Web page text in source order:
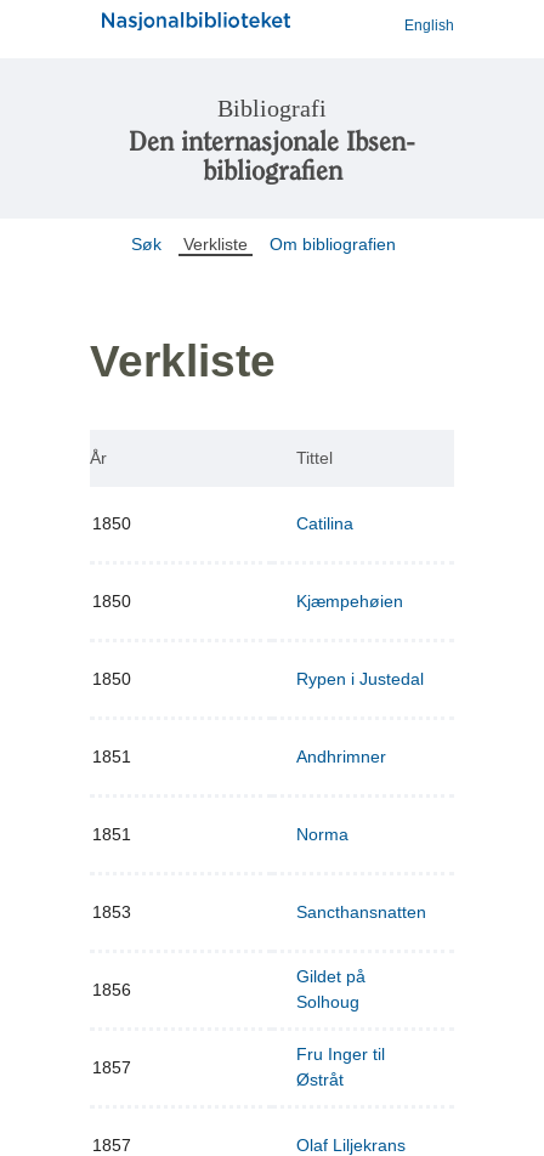
English
Bibliografi
Den internasjonale Ibsen-
bibliografien
Søk Verkliste Om bibliografien
Verkliste
År Tittel
1850 Catilina
1850 Kjæmpehøien
1850 Rypen i Justedal
1851 Andhrimner
1851 Norma
1853 Sancthansnatten
1856
Gildet på
Solhoug
1857
Fru Inger til
Østråt
1857 Olaf Liljekrans